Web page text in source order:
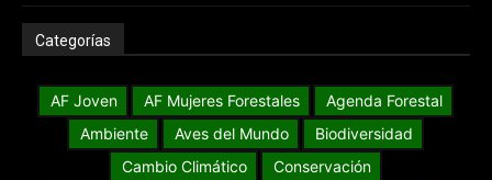
Categorías
AF Joven AF Mujeres Forestales
Agenda Forestal
Ambiente
Aves del Mundo
Biodiversidad
Cambio Climático
Conservación